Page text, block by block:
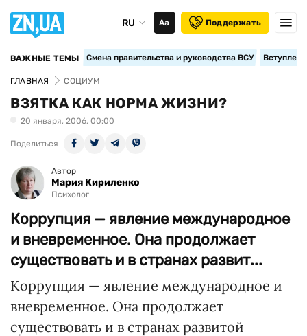
RU Аа Поддержать
ВАЖНЫЕ ТЕМЫ Смена правительства и руководства ВСУ
ГЛАВНАЯ СОЦИУМ
ВЗЯТКА КАК НОРМА ЖИЗНИ?
20 января, 2006, 00:00
Поделиться
Автор
Мария Кириленко
Психолог
Коррупция — явление международное
и вневременное. Она продолжает
существовать и в странах развит...
Коррупция — явление международное и
вневременное. Она продолжает
существовать и в странах развитой